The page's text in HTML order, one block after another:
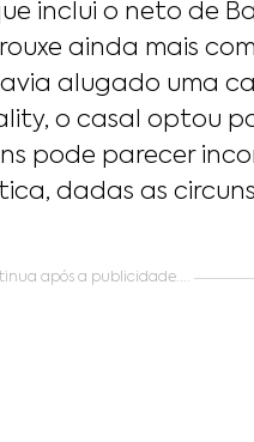
inclui o neto de
ainda mais
alugado uma
o casal optou
pode parecer
dadas as
após a publicidade....